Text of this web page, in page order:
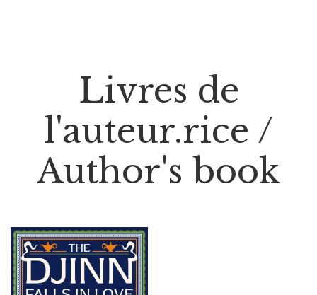
Livres de
l'auteur.rice /
Author's book